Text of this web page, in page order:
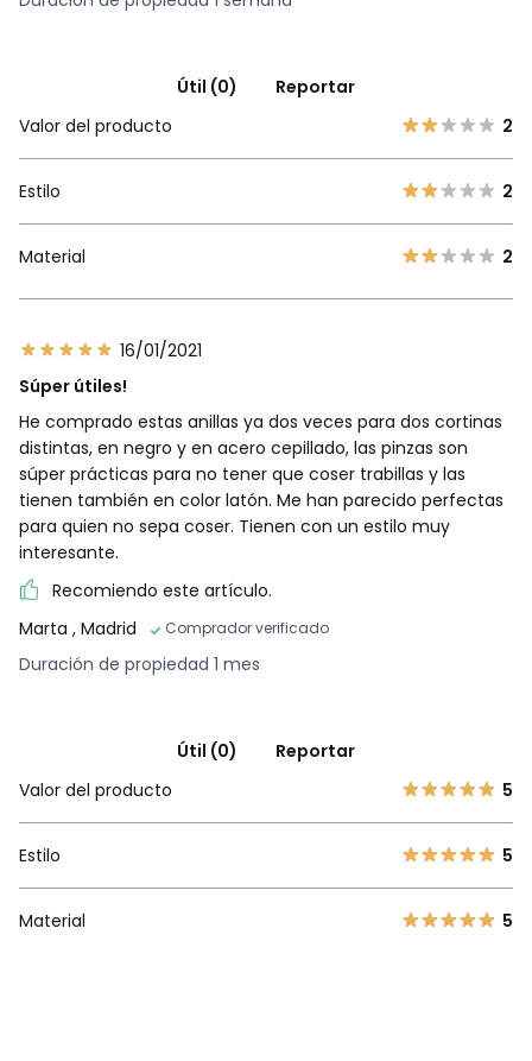
Útil (0)
Reportar
Valor del producto
2
Estilo 2
Material 2
16/01/2021
Súper útiles!
He comprado estas anillas ya dos veces para dos cortinas
distintas, en negro y en acero cepillado, las pinzas son
súper prácticas para no tener que coser trabillas y las
tienen también en color latón. Me han parecido perfectas
para quien no sepa coser. Tienen con un estilo muy
interesante.
Recomiendo este artículo.
Marta , Madrid Comprador verificado
Duración de propiedad 1 mes
Útil (0)
Reportar
Valor del producto
5
Estilo 5
Material 5